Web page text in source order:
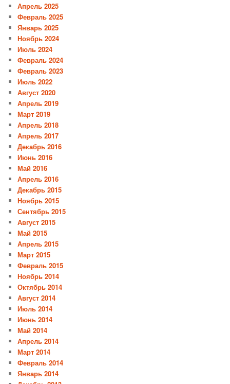
Апрель 2025
Февраль 2025
Январь 2025
Ноябрь 2024
Июль 2024
Февраль 2024
Февраль 2023
Июль 2022
Август 2020
Апрель 2019
Март 2019
Апрель 2018
Апрель 2017
Декабрь 2016
Июнь 2016
Май 2016
Апрель 2016
Декабрь 2015
Ноябрь 2015
Сентябрь 2015
Август 2015
Май 2015
Апрель 2015
Март 2015
Февраль 2015
Ноябрь 2014
Октябрь 2014
Август 2014
Июль 2014
Июнь 2014
Май 2014
Апрель 2014
Март 2014
Февраль 2014
Январь 2014